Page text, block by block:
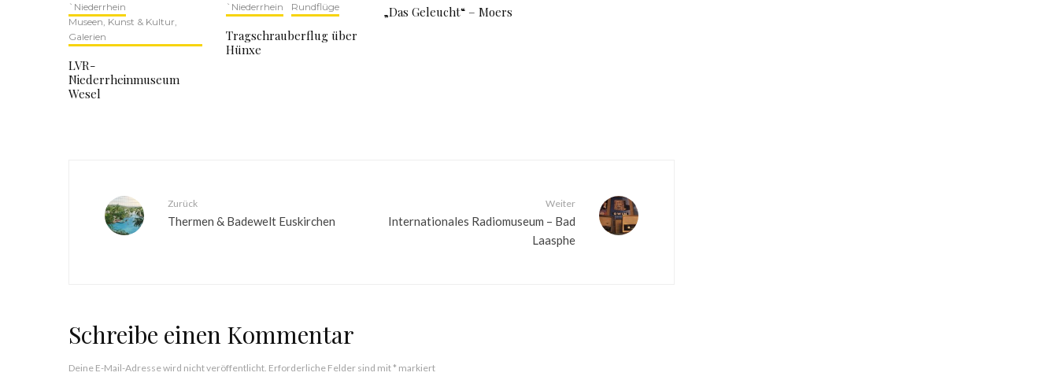
`Niederrhein
Museen, Kunst & Kultur,
Galerien
LVR-
Niederrheinmuseum
Wesel
`Niederrhein Rundflüge
Tragschrauberflug über
Hünxe
„Das Geleucht“ – Moers
Zurück
Thermen & Badewelt Euskirchen
Weiter
Internationales Radiomuseum – Bad
Laasphe
Schreibe einen Kommentar
Deine E-Mail-Adresse wird nicht veröffentlicht. Erforderliche Felder sind mit* markiert